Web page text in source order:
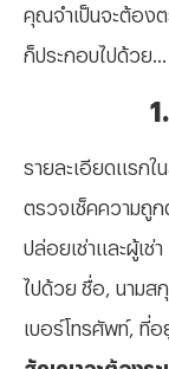
คุณจำเป็นจะต้อง
ก็ประกอบไปด้วย...
รายละเอียดแรก
ตรวจเช็คความถู
ปล่อยเช่าและผู้เช่
ไปด้วย ชื่อ, นามส
เบอร์โทรศัพท์, ที่
สัญญาจะต้องระ